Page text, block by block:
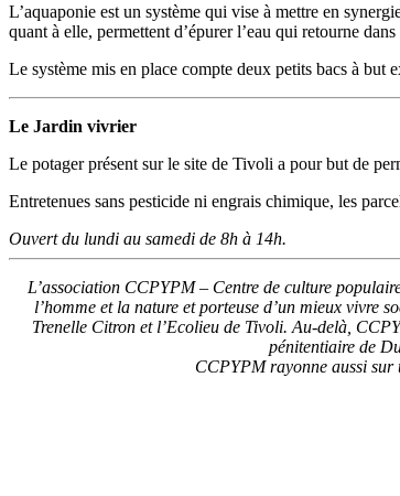
L’aquaponie est un système qui vise à mettre en
quant à elle, permettent d’épurer l’eau qui retourne
Le système mis en place compte deux petits bacs à but
Le Jardin vivrier
Le potager présent sur le site de Tivoli a pour but de
Entretenues sans pesticide ni engrais chimique, les
Ouvert du lundi au samedi de 8h à 14h.
L’association CCPYPM – Centre de culture
l’homme et la nature et porteuse d’un mieux vivre
Trenelle Citron et l’Ecolieu de Tivoli. Au-delà,
pénitentiaire de
CCPYPM rayonne aussi sur